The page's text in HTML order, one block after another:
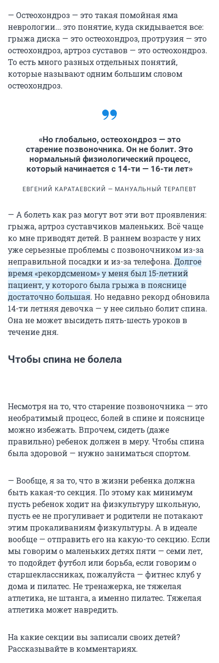
— Остеохондроз — это такая помойная яма
неврологии... это понятие, куда скидывается все:
грыжа диска — это остеохондроз, протрузия — это
остеохондроз, артроз суставов — это остеохондроз.
То есть много разных отдельных понятий,
которые называют одним большим словом
остеохондроз.
«Но глобально, остеохондроз — это
старение позвоночника. Он не болит. Это
нормальный физиологический процесс,
который начинается с 14-ти — 16-ти лет»
ЕВГЕНИЙ КАРАТАЕВСКИЙ — МАНУАЛЬНЫЙ ТЕРАПЕВТ
— А болеть как раз могут вот эти вот проявления:
грыжа, артроз суставчиков маленьких. Всё чаще
ко мне приводят детей. В раннем возрасте у них
уже серьезные проблемы с позвоночником из-за
неправильной посадки и из-за телефона. Долгое
время «рекордсменом» у меня был 15-летний
пациент, у которого была грыжа в пояснице
достаточно большая. Но недавно рекорд обновила
14-ти летняя девочка — у нее сильно болит спина.
Она не может высидеть пять-шесть уроков в
течение дня.
Чтобы спина не болела
Несмотря на то, что старение позвоночника — это
необратимый процесс, болей в спине и пояснице
можно избежать. Впрочем, сидеть (даже
правильно) ребенок должен в меру. Чтобы спина
была здоровой — нужно заниматься спортом.
— Вообще, я за то, что в жизни ребенка должна
быть какая-то секция. По этому как минимум
пусть ребенок ходит на физкультуру школьную,
пусть ее не прогуливает и родители не потакают
этим прокаливаниям физкультуры. А в идеале
вообще — отправить его на какую-то секцию. Если
мы говорим о маленьких детях пяти — семи лет,
то подойдет футбол или борьба, если говорим о
старшеклассниках, пожалуйста — фитнес клуб у
дома и пилатес. Не тренажерка, не тяжелая
атлетика, не штанга, а именно пилатес. Тяжелая
атлетика может навредить.
На какие секции вы записали своих детей?
Рассказывайте в комментариях.